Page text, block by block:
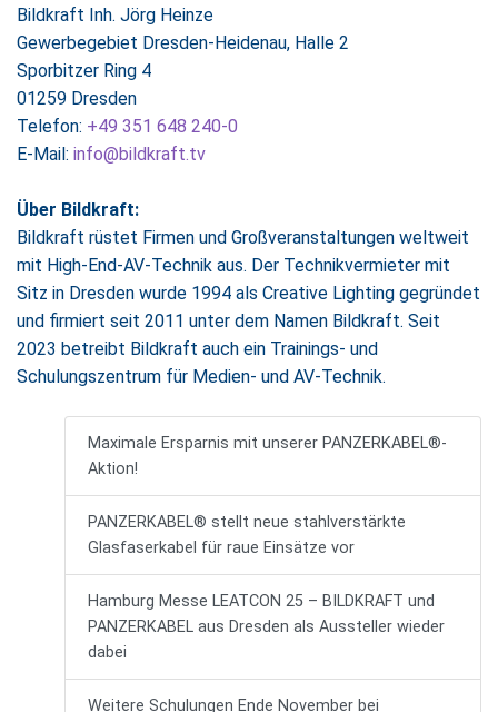
Bildkraft Inh. Jörg Heinze
Gewerbegebiet Dresden-Heidenau, Halle 2
Sporbitzer Ring 4
01259 Dresden
Telefon: +49 351 648 240-0
E-Mail: info@bildkraft.tv
Über Bildkraft:
Bildkraft rüstet Firmen und Großveranstaltungen weltweit
mit High-End-AV-Technik aus. Der Technikvermieter mit
Sitz in Dresden wurde 1994 als Creative Lighting gegründet
und firmiert seit 2011 unter dem Namen Bildkraft. Seit
2023 betreibt Bildkraft auch ein Trainings- und
Schulungszentrum für Medien- und AV-Technik.
Maximale Ersparnis mit unserer PANZERKABEL®-
Aktion!
PANZERKABEL® stellt neue stahlverstärkte
Glasfaserkabel für raue Einsätze vor
Hamburg Messe LEATCON 25 – BILDKRAFT und
PANZERKABEL aus Dresden als Aussteller wieder
dabei
Weitere Schulungen Ende November bei